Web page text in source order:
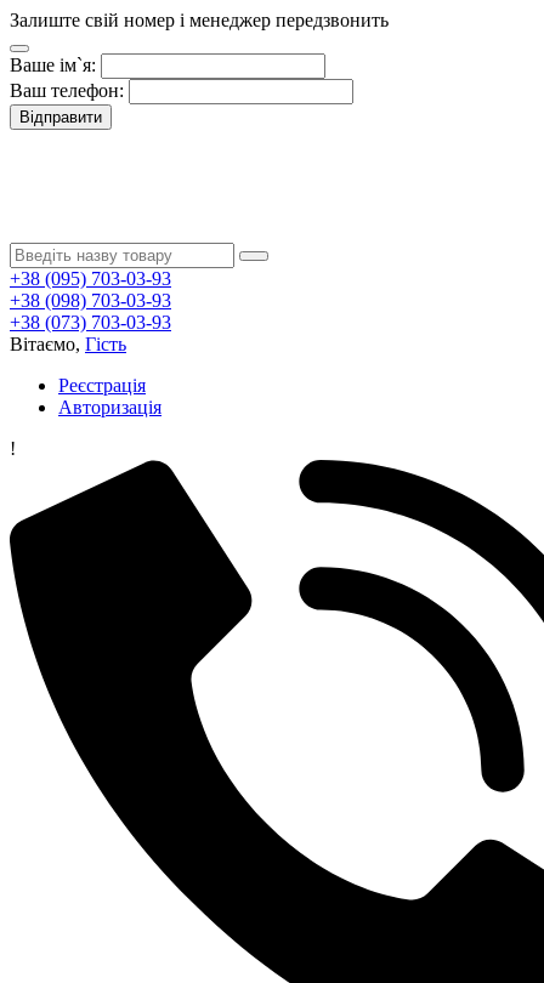
Залиште свій номер і менеджер передзвонить
Ваше ім`я:
Ваш телефон:
Відправити
+38 (095) 703-03-93
+38 (098) 703-03-93
+38 (073) 703-03-93
Вітаємо, Гість
Реєстрація
Авторизація
!